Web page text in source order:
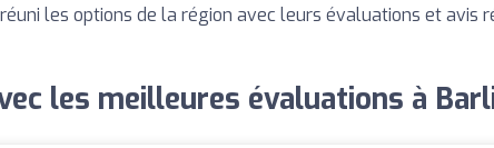
les options de la région avec leurs évaluations et avis
les meilleures évaluations à